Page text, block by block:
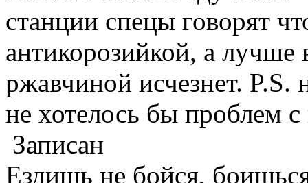
станции спецы говорят
антикорозийкой, а лучше
ржавчиной исчезнет. P.S.
не хотелось бы проблем
Записан
Ездишь не бойся,